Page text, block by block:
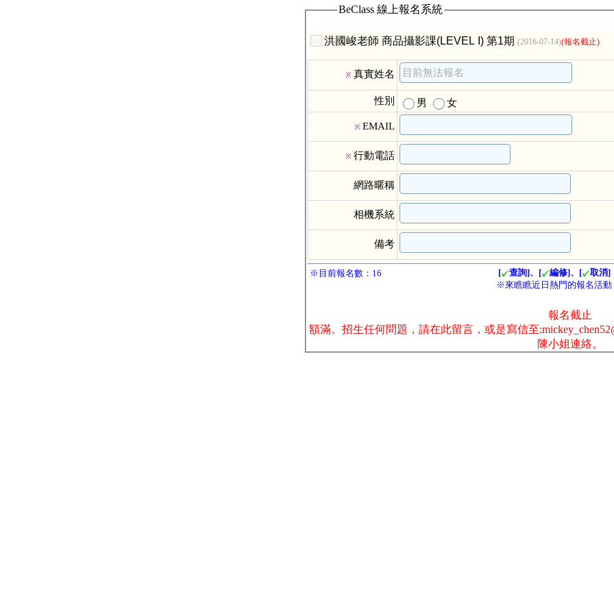
BeClass 線上報名系統
洪國峻老師 商品攝影課(LEVEL I) 第1期 (2016-07-14)(報名截止)
※ 真實姓名
性別 男 女
※ EMAIL
※ 行動電話
網路暱稱
相機系統
備考
※目前報名數：16 [ 查詢]、[ 編修]、[
取消]
※來瞧瞧近日熱門的報名活動
報名截止
額滿。招生任何問題，請在此留言，或是寫信至
陳小姐連絡。